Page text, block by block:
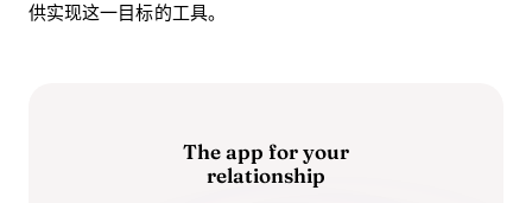
供实现这一目标的工具。
The app for your
relationship